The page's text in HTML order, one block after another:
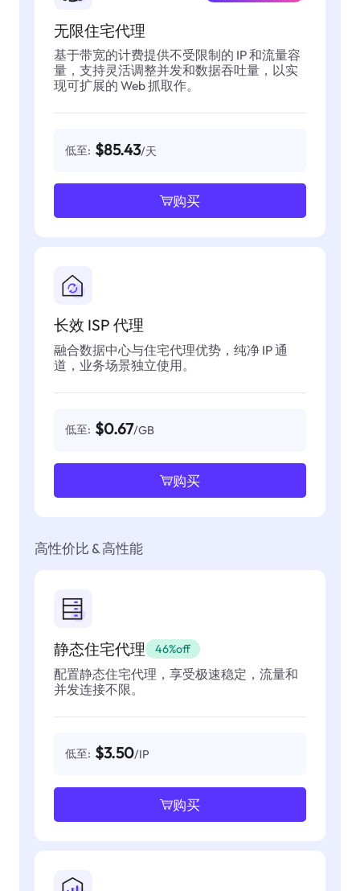
无限住宅代理
基于带宽的计费提供不受限制的 IP 和流量容
量，支持灵活调整并发和数据吞吐量，以实
现可扩展的 Web 抓取作。
低至: $85.43/天
购买
长效 ISP 代理
融合数据中心与住宅代理优势，纯净 IP 通
道，业务场景独立使用。
低至: $0.67/GB
购买
高性价比 & 高性能
静态住宅代理 46%off
配置静态住宅代理，享受极速稳定，流量和
并发连接不限。
低至: $3.50/IP
购买